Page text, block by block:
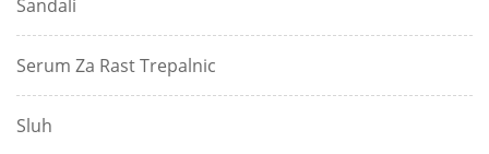
Sandali
Serum Za Rast Trepalnic
Sluh